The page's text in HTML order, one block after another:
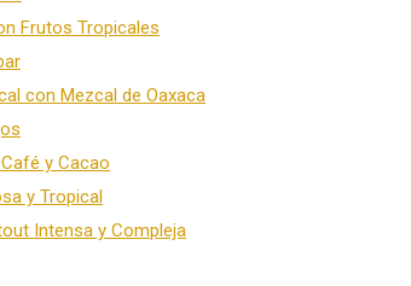
Frutos Tropicales
con Mezcal de Oaxaca
y Cacao
y Tropical
Intensa y Compleja